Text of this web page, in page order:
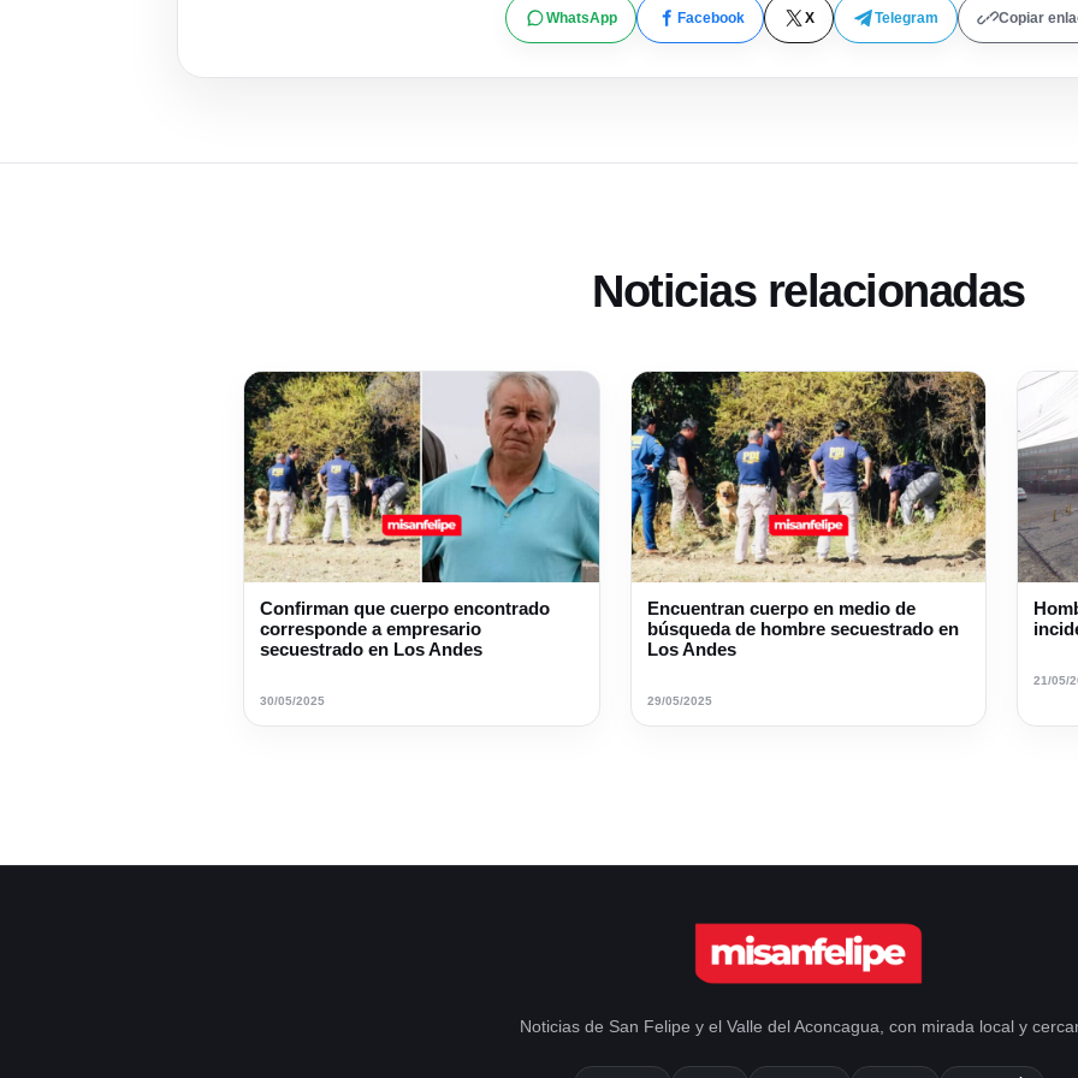
WhatsApp Facebook X Telegram Copiar
Noticias relacionadas
Confirman que cuerpo encontrado
corresponde a empresario
secuestrado en Los Andes
30/05/2025
Encuentran cuerpo en medio de
búsqueda de hombre secuestrado en
Los Andes
29/05/2025
21/05/
Noticias de San Felipe y el Valle del Aconcagua, con mirada local y